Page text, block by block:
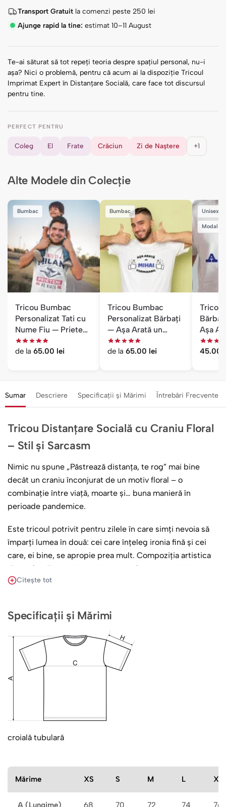
Transport Gratuit la comenzi peste 250 lei
Ajunge rapid la tine: estimat 10–11 August
Te-ai săturat să tot repeți teoria despre spațiul personal, nu-i
așa? Nici o problemă, pentru că acum ai la dispoziție Tricoul
Imprimat Expert în Distanțare Socială, care face tot discursul
pentru tine.
PERFECT PENTRU
Coleg El Frate Crăciun Zi de Naștere +1
Alte Modele din Colecție
Bumbac
Tricou Bumbac
Personalizat Tati cu
Nume Fiu — Prieteni
pe Viață
de la 65.00 lei
Bumbac
Tricou Bumbac
Personalizat Bărbați
— Așa Arată un
Nume Formidabil
de la 65.00 lei
Unisex
Modal
Tricou
Așa
45.00
Sumar Descriere Specificații și Mărimi Întrebări Frecvente
Tricou Distanțare Socială cu Craniu Floral
– Stil și Sarcasm
Nimic nu spune „Păstrează distanța, te rog” mai bine
decât un craniu înconjurat de un motiv floral – o
combinație între viață, moarte și… buna manieră în
perioade pandemice.
Este tricoul potrivit pentru zilele în care simți nevoia să
împarți lumea în două: cei care înțeleg ironia fină și cei
care, ei bine, se apropie prea mult. Compoziția artistica
dintre fragilitate și eternitate te va face să te simți ca un
festival ambulant de artă, care sărbătorește atât
Poartă Tricoul Imprimat Expert în Distanțare Socială și
transformă fiecare ieșire în public într-o declarație de stil
isteț și, să fim sinceri, incredibil de practic. Să nu mai
vorbim că este accesoriul perfect pentru zilele în care
lumea insistă să citească mesajul de pe tricou, în loc să
Ce mod sublim de a combina sarcasmul, estetica și un
pic de distanțare socială într-un singur outfit, nu-i așa?
Citește tot
Specificații și Mărimi
croială tubulară
Mărime XS S M L XL
A (Lungime) 68 70 72 74 76